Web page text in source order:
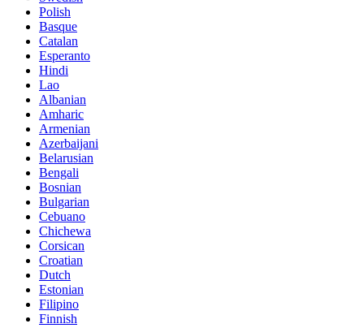
Polish
Basque
Catalan
Esperanto
Hindi
Lao
Albanian
Amharic
Armenian
Azerbaijani
Belarusian
Bengali
Bosnian
Bulgarian
Cebuano
Chichewa
Corsican
Croatian
Dutch
Estonian
Filipino
Finnish